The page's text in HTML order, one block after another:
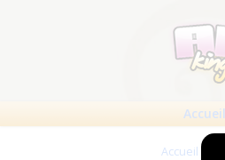
Accueil
Accueil